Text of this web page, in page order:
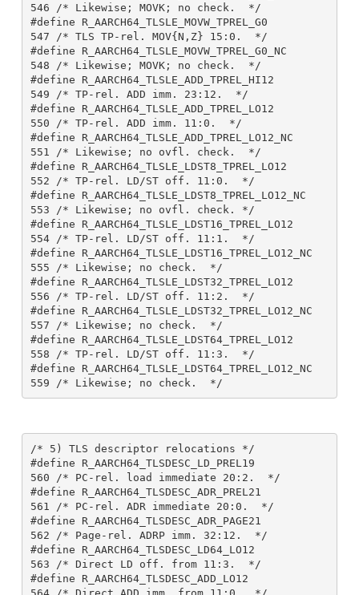
546 /* Likewise; MOVK; no check.  */
#define R_AARCH64_TLSLE_MOVW_TPREL_G0
547 /* TLS TP-rel. MOV{N,Z} 15:0.  */
#define R_AARCH64_TLSLE_MOVW_TPREL_G0_NC
548 /* Likewise; MOVK; no check.  */
#define R_AARCH64_TLSLE_ADD_TPREL_HI12
549 /* TP-rel. ADD imm. 23:12.  */
#define R_AARCH64_TLSLE_ADD_TPREL_LO12
550 /* TP-rel. ADD imm. 11:0.  */
#define R_AARCH64_TLSLE_ADD_TPREL_LO12_NC
551 /* Likewise; no ovfl. check.  */
#define R_AARCH64_TLSLE_LDST8_TPREL_LO12
552 /* TP-rel. LD/ST off. 11:0.  */
#define R_AARCH64_TLSLE_LDST8_TPREL_LO12_NC
553 /* Likewise; no ovfl. check. */
#define R_AARCH64_TLSLE_LDST16_TPREL_LO12
554 /* TP-rel. LD/ST off. 11:1.  */
#define R_AARCH64_TLSLE_LDST16_TPREL_LO12_NC
555 /* Likewise; no check.  */
#define R_AARCH64_TLSLE_LDST32_TPREL_LO12
556 /* TP-rel. LD/ST off. 11:2.  */
#define R_AARCH64_TLSLE_LDST32_TPREL_LO12_NC
557 /* Likewise; no check.  */
#define R_AARCH64_TLSLE_LDST64_TPREL_LO12
558 /* TP-rel. LD/ST off. 11:3.  */
#define R_AARCH64_TLSLE_LDST64_TPREL_LO12_NC
/* 5) TLS descriptor relocations */
#define R_AARCH64_TLSDESC_LD_PREL19
560 /* PC-rel. load immediate 20:2.  */
#define R_AARCH64_TLSDESC_ADR_PREL21
561 /* PC-rel. ADR immediate 20:0.  */
#define R_AARCH64_TLSDESC_ADR_PAGE21
562 /* Page-rel. ADRP imm. 32:12.  */
#define R_AARCH64_TLSDESC_LD64_LO12
563 /* Direct LD off. from 11:3.  */
#define R_AARCH64_TLSDESC_ADD_LO12